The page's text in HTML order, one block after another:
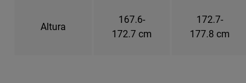
Altura
167.6-
172.7 cm
172.7-
177.8 cm